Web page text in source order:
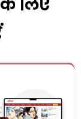
लिए